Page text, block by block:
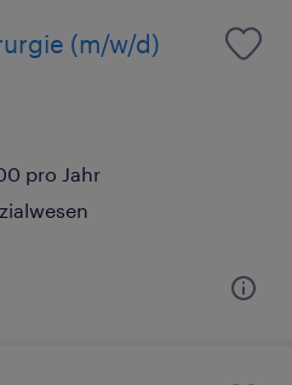
(m/w/d)
pro Jahr